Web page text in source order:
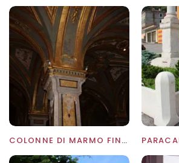
COLONNE DI MARMO FINEMENTE LAVORATA